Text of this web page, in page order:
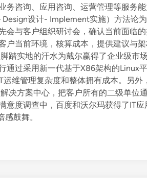
务咨询、应用咨询、运营管理等服务
Design设计- Implement实施）方法论
会与客户组织研讨会，确认当前面临
户当前环境，核算成本，提供建议与
踏实地的汗水为戴尔赢得了企业级市
通过采用新一代基于X86架构的Linux
维管理复杂度和整体拥有成本。另外
方案中心，把客户所有的二级单位
度调查中，百度和沃尔玛获得了IT应
鼓舞。